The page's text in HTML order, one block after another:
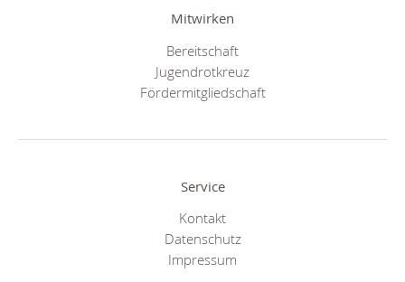
Mitwirken
Bereitschaft
Jugendrotkreuz
Fördermitgliedschaft
Service
Kontakt
Datenschutz
Impressum